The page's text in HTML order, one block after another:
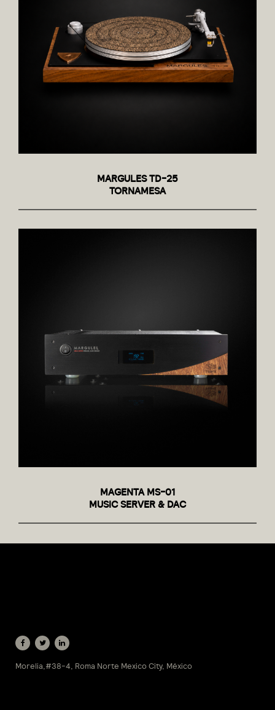
MARGULES TD-25
TORNAMESA
MAGENTA MS-01
MUSIC SERVER & DAC
Morelia,#38-4, Roma Norte Mexico City, México